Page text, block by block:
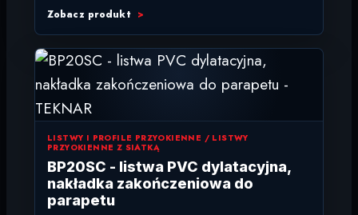
Zobacz produkt
LISTWY I PROFILE PRZYOKIENNE / LISTWY
PRZYOKIENNE Z SIATKĄ
BP20SC - listwa PVC dylatacyjna,
nakładka zakończeniowa do
parapetu